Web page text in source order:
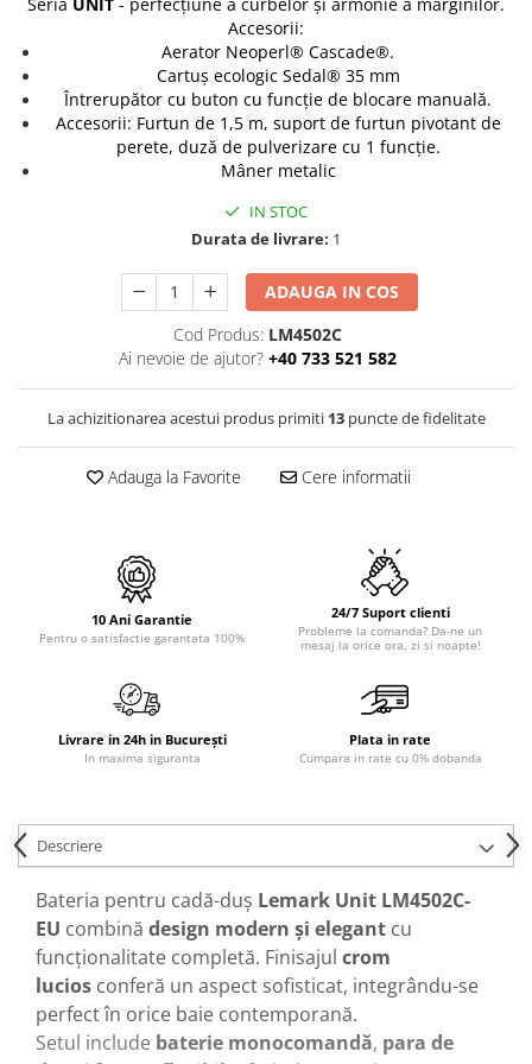
QUADRIX COMPOZIT
RANDO
Recomandate
SETURI CHIUVETA DE BUCATARIE SI
SIFOANE MONARCH
TOCATOARE
VARIANT
Electrocasnice pentru bucătărie
Sisteme pentru apa pură
Accesorii:
Aerator Neoperl® Cascade®.
Cartuș ecologic Sedal® 35 mm
Întrerupător cu buton cu funcție de blocare manuală.
Accesorii: Furtun de 1,5 m, suport de furtun pivotant de
perete, duză de pulverizare cu 1 funcție.
Mâner metalic
IN STOC
Durata de livrare: 1
ADAUGA IN COS
Cod Produs: LM4502C
Ai nevoie de ajutor? +40 733 521 582
La achizitionarea acestui produs primiti 13puncte de fidelitate
Adauga la Favorite Cere informatii
10 Ani Garantie
Pentru o satisfactie garantata 100%
24/7 Suport clienti
Probleme la comanda? Da-ne un
mesaj la orice ora, zi si noapte!
Livrare in 24h in București
In maxima siguranta
Plata in rate
Cumpara in rate cu 0% dobanda
Descriere
Bateria pentru cadă-duș Lemark Unit LM4502C-
EU combină design modern și elegant cu
funcționalitate completă. Finisajul crom
lucios conferă un aspect sofisticat, integrându-se
perfect în orice baie contemporană.
Setul include baterie monocomandă, para de